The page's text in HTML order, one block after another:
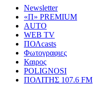
Newsletter
«Π» PREMIUM
AUTO
WEB TV
ΠΟΛcasts
Φωτογραφιες
Καιρος
POLIGNOSI
ΠΟΛΙΤΗΣ 107.6 FM